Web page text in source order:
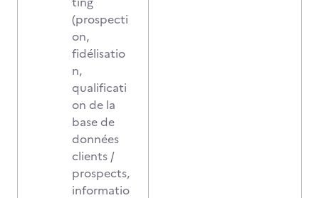
(prospecti
on,
fidélisatio
n,
qualificati
on de la
base de
données
clients /
prospects,
informatio